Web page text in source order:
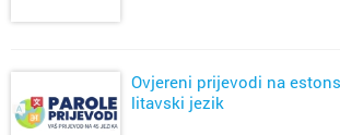
Ovjereni prijevodi na
litavski jezik